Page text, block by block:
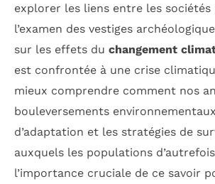
explorer les liens entre les
l’examen des vestiges
sur les effets du changement
est confrontée à une crise
mieux comprendre comment nos
bouleversements
d’adaptation et les stratégies de
auxquels les populations
l’importance cruciale de ce savoir